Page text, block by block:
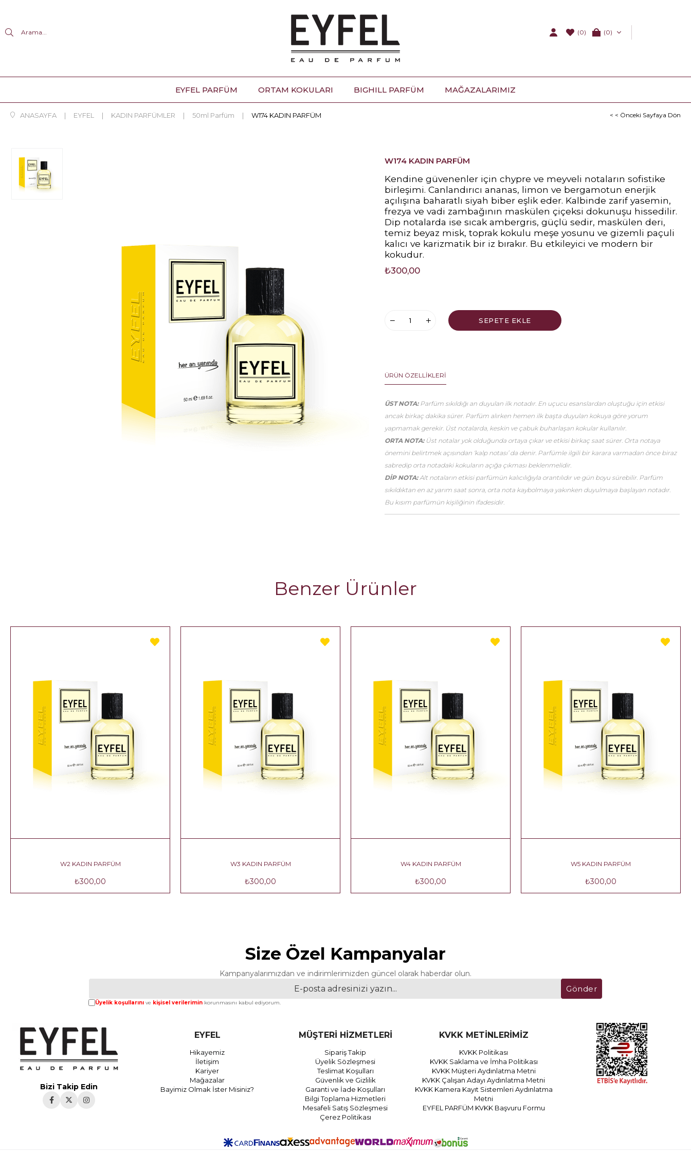
Arama... (0) 0
EYFEL PARFÜM ORTAM KOKULARI BIGHILL PARFÜM MAĞAZALARIMIZ
ANASAYFA EYFEL KADIN PARFÜMLER 50ml Parfüm W174 KADIN PARFÜM < < Önceki Sayfaya Dön
W174 KADIN PARFÜM
Kendine güvenenler için chypre ve meyveli notaların sofistike
birleşimi. Canlandırıcı ananas, limon ve bergamotun enerjik
açılışına baharatlı siyah biber eşlik eder. Kalbinde zarif yasemin,
frezya ve vadi zambağının maskülen çiçeksi dokunuşu hissedilir.
Dip notalarda ise sıcak ambergris, güçlü sedir, maskülen deri,
temiz beyaz misk, toprak kokulu meşe yosunu ve gizemli paçuli
kalıcı ve karizmatik bir iz bırakır. Bu etkileyici ve modern bir
kokudur.
₺300,00
ÜRÜN ÖZELLIKLERI
ÜST NOTA:Parfüm sıkıldığı an duyulan ilk notadır. En uçucu esanslardan oluştuğu için etkisi
ancak birkaç dakika sürer. Parfüm alırken hemen ilk başta duyulan kokuya göre yorum
yapmamak gerekir. Üst notalarda, keskin ve çabuk buharlaşan kokular kullanılır.
ORTA NOTA: Üst notalar yok olduğunda ortaya çıkar ve etkisi birkaç saat sürer. Orta notaya
önemini belirtmek açısından ‘kalp notası’ da denir. Parfümle ilgili bir karara varmadan önce biraz
sabredip orta notadaki kokuların açığa çıkması beklenmelidir.
DİP NOTA:Alt notaların etkisi parfümün kalıcılığıyla orantılıdır ve gün boyu sürebilir. Parfüm
sıkıldıktan en az yarım saat sonra, orta nota kaybolmaya yakınken duyulmaya başlayan notadır.
Bu kısım parfümün kişiliğinin ifadesidir.
Benzer Ürünler
W2 KADIN PARFÜM
₺300,00
W3 KADIN PARFÜM
₺300,00
W4 KADIN PARFÜM
₺300,00
W5 KADIN PARFÜM
₺300,00
Size Özel Kampanyalar
Kampanyalarımızdan ve indirimlerimizden güncel olarak haberdar olun.
Gönder
Üyelik koşullarını ve kişisel verilerimin korunmasını kabul ediyorum.
Bizi Takip Edin
EYFEL
Hikayemiz
İletişim
Kariyer
Mağazalar
Bayimiz Olmak İster Misiniz?
MÜŞTERİ HİZMETLERİ
Sipariş Takip
Üyelik Sözleşmesi
Teslimat Koşulları
Güvenlik ve Gizlilik
Garanti ve İade Koşulları
Bilgi Toplama Hizmetleri
Mesafeli Satış Sözleşmesi
Çerez Politikası
KVKK METİNLERİMİZ
KVKK Politikası
KVKK Saklama ve İmha Politikası
KVKK Müşteri Aydınlatma Metni
KVKK Çalışan Adayı Aydınlatma Metni
KVKK Kamera Kayıt Sistemleri Aydınlatma
Metni
EYFEL PARFÜM KVKK Başvuru Formu